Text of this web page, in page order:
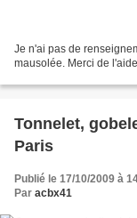
Je n'ai pas de
mausolée. Merci de
Tonnelet,
Paris
Publié le 17/10/2009 à
Par acbx41